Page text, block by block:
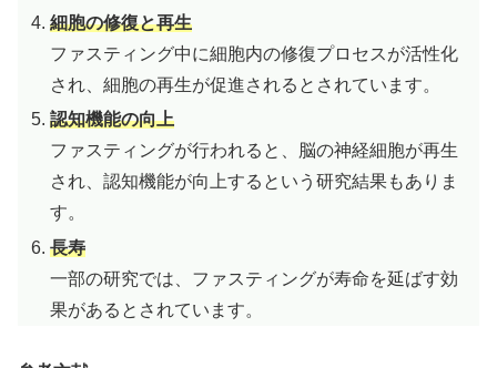
細胞の修復と再生
ファスティング中に細胞内の修復プロセスが活性化
され、細胞の再生が促進されるとされています。
認知機能の向上
ファスティングが行われると、脳の神経細胞が再生
され、認知機能が向上するという研究結果もありま
す。
長寿
一部の研究では、ファスティングが寿命を延ばす効
果があるとされています。